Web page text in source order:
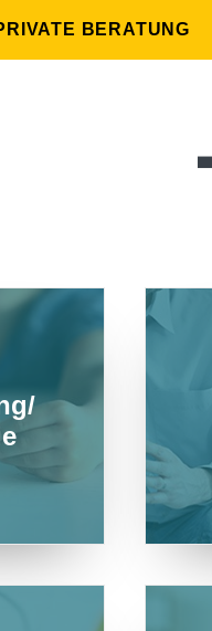
BERATUNG